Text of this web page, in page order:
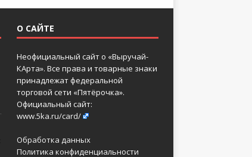
О САЙТЕ
Неофициальный сайт о «Выручай-
КАрта». Все права и товарные знаки
принадлежат федеральной
торговой сети «Пятёрочка».
Официальный сайт:
www.5ka.ru/card/
Обработка данных
Политика конфиденциальности